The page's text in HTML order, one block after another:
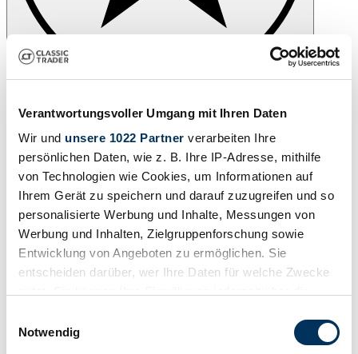
Verantwortungsvoller Umgang mit Ihren Daten
Wir und unsere 1022 Partner verarbeiten Ihre
persönlichen Daten, wie z. B. Ihre IP-Adresse, mithilfe
von Technologien wie Cookies, um Informationen auf
Ihrem Gerät zu speichern und darauf zuzugreifen und so
personalisierte Werbung und Inhalte, Messungen von
Werbung und Inhalten, Zielgruppenforschung sowie
Entwicklung von Angeboten zu ermöglichen. Sie
entscheiden darüber, wer Ihre Daten für welche Zwecke
Trigger Symbol ändern oder widerrufen
Notwendig